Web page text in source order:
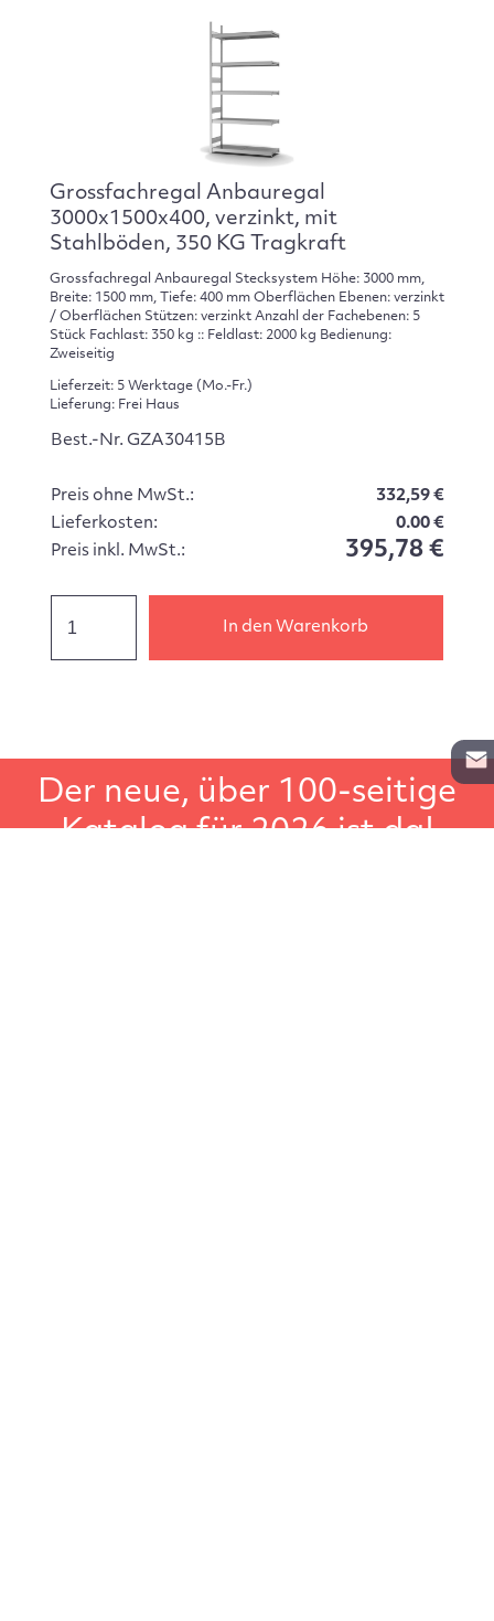
Grossfachregal Anbauregal
3000x1500x400, verzinkt, mit
Stahlböden, 350 KG Tragkraft
Grossfachregal Anbauregal Stecksystem Höhe: 3000 mm,
Breite: 1500 mm, Tiefe: 400 mm Oberflächen Ebenen: verzinkt
/ Oberflächen Stützen: verzinkt Anzahl der Fachebenen: 5
Stück Fachlast: 350 kg :: Feldlast: 2000 kg Bedienung:
Zweiseitig
Lieferzeit: 5 Werktage (Mo.-Fr.)
Lieferung: Frei Haus
Best.-Nr. GZA30415B
Preis ohne MwSt.:
332,59 €
Lieferkosten:
0.00 €
Preis inkl. MwSt.:
395,78 €
In den Warenkorb
Der neue, über 100-seitige
Katalog für 2026 ist da!